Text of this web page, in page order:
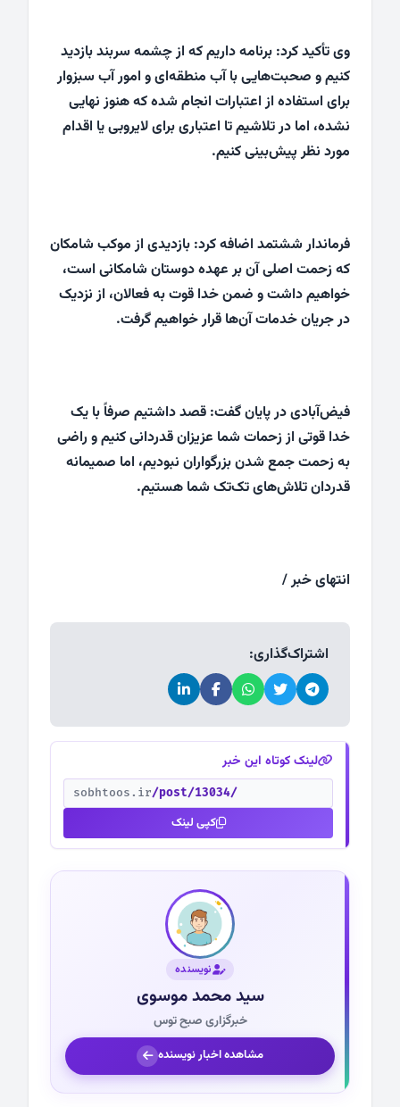
وی تأکید کرد: برنامه داریم که از چشمه سربند بازدید
کنیم و صحبت‌هایی با آب منطقه‌ای و امور آب سبزوار
برای استفاده از اعتبارات انجام شده که هنوز نهایی
نشده، اما در تلاشیم تا اعتباری برای لایروبی یا اقدام
مورد نظر پیش‌بینی کنیم.
فرماندار ششتمد اضافه کرد: بازدیدی از موکب شامکان
که زحمت اصلی آن بر عهده دوستان شامکانی است،
خواهیم داشت و ضمن خدا قوت به فعالان، از نزدیک
در جریان خدمات آن‌ها قرار خواهیم گرفت.
فیض‌آبادی در پایان گفت: قصد داشتیم صرفاً با یک
خدا قوتی از زحمات شما عزیزان قدردانی کنیم و راضی
به زحمت جمع شدن بزرگواران نبودیم، اما صمیمانه
قدردان تلاش‌های تک‌تک شما هستیم.
انتهای خبر /
اشتراک‌گذاری:
لینک کوتاه این خبر
sobhtoos.ir/post/13034/
کپی لینک
نویسنده
سید محمد موسوی
خبرگزاری صبح توس
مشاهده اخبار نویسنده